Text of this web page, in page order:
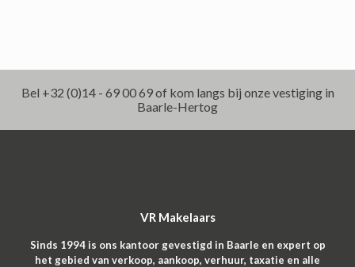
Bel +32 (0)14 - 69 00 69 of kom langs bij onze vestiging in
Baarle-Hertog
VR Makelaars
Sinds 1994 is ons kantoor gevestigd in Baarle en expert op
het gebied van verkoop, aankoop, verhuur, taxatie en alle